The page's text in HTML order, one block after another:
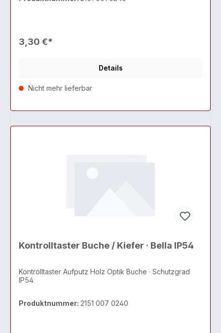
3,30 €*
Details
Nicht mehr lieferbar
Kontrolltaster Buche / Kiefer · Bella IP54
Kontrolltaster Aufputz Holz Optik Buche · Schutzgrad
IP54
Produktnummer: 2151 007 0240